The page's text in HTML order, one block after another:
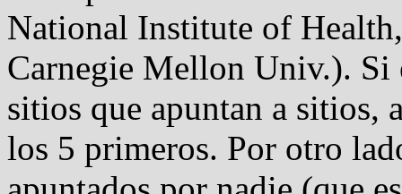
National Institute of
Carnegie Mellon Univ.). Si
sitios que apuntan a sitios,
los 5 primeros. Por otro